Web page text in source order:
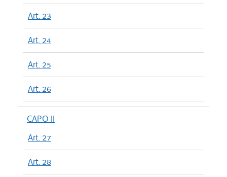
Art. 23
Art. 24
Art. 25
Art. 26
CAPO II
Art. 27
Art. 28